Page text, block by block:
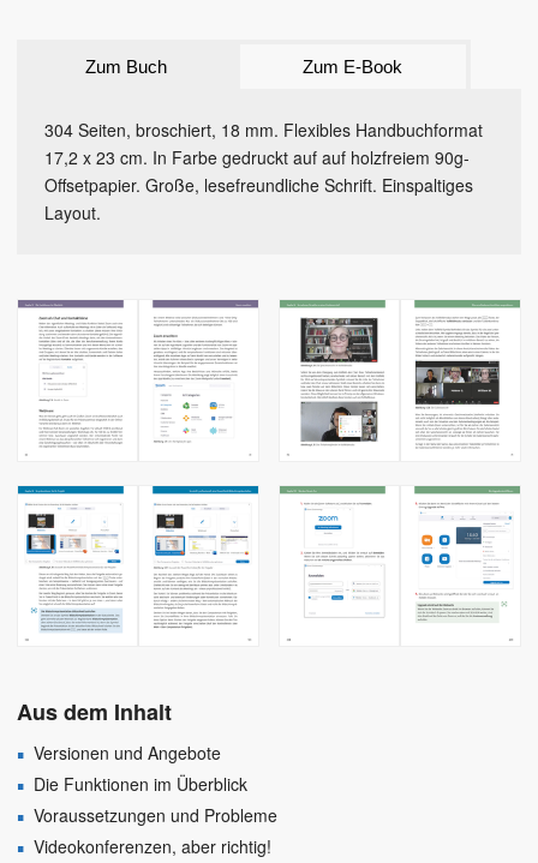
Zum Buch Zum E-Book
304 Seiten, broschiert, 18 mm. Flexibles Handbuchformat
17,2 x 23 cm. In Farbe gedruckt auf auf holzfreiem 90g-
Offsetpapier. Große, lesefreundliche Schrift. Einspaltiges
Layout.
Aus dem Inhalt
Versionen und Angebote
Die Funktionen im Überblick
Voraussetzungen und Probleme
Videokonferenzen, aber richtig!